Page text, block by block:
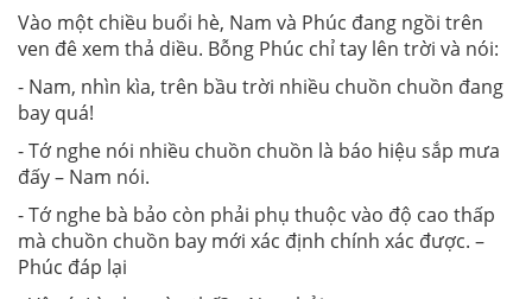
Vào một chiều buổi hè, Nam và Phúc đang ngồi trên
ven đê xem thả diều. Bỗng Phúc chỉ tay lên trời và nói:
- Nam, nhìn kìa, trên bầu trời nhiều chuồn chuồn đang
bay quá!
- Tớ nghe nói nhiều chuồn chuồn là báo hiệu sắp mưa
đấy – Nam nói.
- Tớ nghe bà bảo còn phải phụ thuộc vào độ cao thấp
mà chuồn chuồn bay mới xác định chính xác được. –
Phúc đáp lại